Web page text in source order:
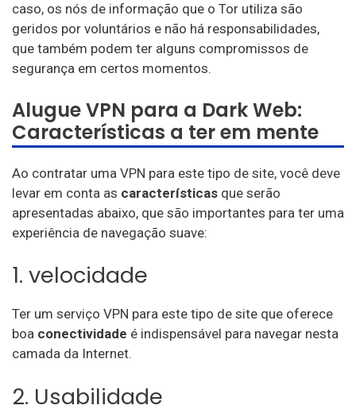
Claustro de Identidade
Ufo Vpn
Goosevpn
Bala Vpn
caso, os nós de informação que o Tor utiliza são
geridos por voluntários e não há responsabilidades,
que também podem ter alguns compromissos de
segurança em certos momentos.
Alugue VPN para a Dark Web:
Características a ter em mente
Ao contratar uma VPN para este tipo de site, você deve
levar em conta as características que serão
apresentadas abaixo, que são importantes para ter uma
experiência de navegação suave:
1. velocidade
Ter um serviço VPN para este tipo de site que oferece
boa conectividade é indispensável para navegar nesta
camada da Internet.
2. Usabilidade